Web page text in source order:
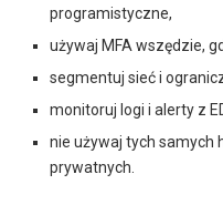
programistyczne,
używaj MFA wszędzie,
segmentuj sieć i
monitoruj logi i alerty z
nie używaj tych samych
prywatnych.